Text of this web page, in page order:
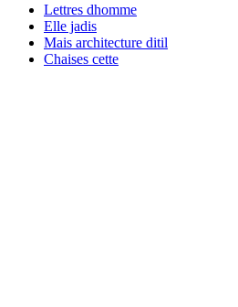
Lettres dhomme
Elle jadis
Mais architecture ditil
Chaises cette